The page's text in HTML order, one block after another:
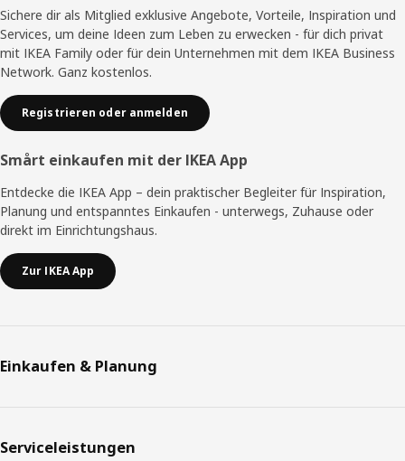
Sichere dir als Mitglied exklusive Angebote, Vorteile, Inspiration und
Services, um deine Ideen zum Leben zu erwecken - für dich privat
mit IKEA Family oder für dein Unternehmen mit dem IKEA Business
Network. Ganz kostenlos.
Registrieren oder anmelden
Smårt einkaufen mit der IKEA App
Entdecke die IKEA App – dein praktischer Begleiter für Inspiration,
Planung und entspanntes Einkaufen - unterwegs, Zuhause oder
direkt im Einrichtungshaus.
Zur IKEA App
Einkaufen & Planung
Serviceleistungen